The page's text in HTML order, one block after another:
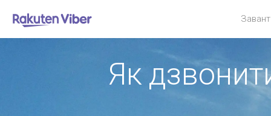
Як